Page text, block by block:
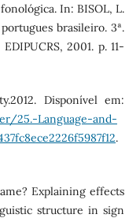
In: BISOL, L.
brasileiro. 3ª.
2001. p. 11-
Disponível em:
25.-Language-and-
.
Explaining effects
structure in sign